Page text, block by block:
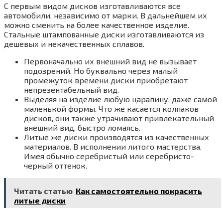
С первым видом дисков изготавливаются все
автомобили, независимо от марки. В дальнейшем их
можно сменить на более качественное изделие.
Стальные штампованные диски изготавливаются из
дешевых и некачественных сплавов.
Первоначально их внешний вид не вызывает
подозрений. Но буквально через малый
промежуток времени диски приобретают
непрезентабельный вид.
Выделяя на изделие любую царапину, даже самой
маленькой формы. Что же касается колпаков
дисков, они также утрачивают привлекательный
внешний вид, быстро ломаясь.
Литые же диски производятся из качественных
материалов. В исполнении литого мастерства.
Имея обычно серебристый или серебристо-
черный оттенок.
Читать статью Как самостоятельно покрасить
литые диски